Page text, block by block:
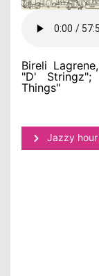
Bireli
"D'
Things"
Jazzy hour